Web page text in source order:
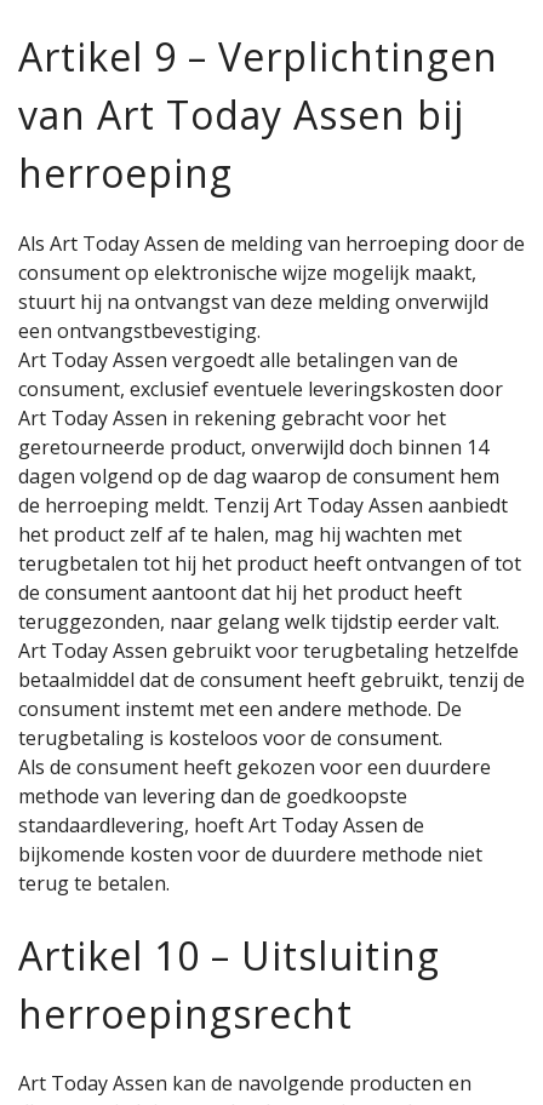
Artikel 9 – Verplichtingen
van Art Today Assen bij
herroeping
Als Art Today Assen de melding van herroeping door de
consument op elektronische wijze mogelijk maakt,
stuurt hij na ontvangst van deze melding onverwijld
een ontvangstbevestiging.
Art Today Assen vergoedt alle betalingen van de
consument, exclusief eventuele leveringskosten door
Art Today Assen in rekening gebracht voor het
geretourneerde product, onverwijld doch binnen 14
dagen volgend op de dag waarop de consument hem
de herroeping meldt. Tenzij Art Today Assen aanbiedt
het product zelf af te halen, mag hij wachten met
terugbetalen tot hij het product heeft ontvangen of tot
de consument aantoont dat hij het product heeft
teruggezonden, naar gelang welk tijdstip eerder valt.
Art Today Assen gebruikt voor terugbetaling hetzelfde
betaalmiddel dat de consument heeft gebruikt, tenzij de
consument instemt met een andere methode. De
terugbetaling is kosteloos voor de consument.
Als de consument heeft gekozen voor een duurdere
methode van levering dan de goedkoopste
standaardlevering, hoeft Art Today Assen de
bijkomende kosten voor de duurdere methode niet
terug te betalen.
Artikel 10 – Uitsluiting
herroepingsrecht
Art Today Assen kan de navolgende producten en